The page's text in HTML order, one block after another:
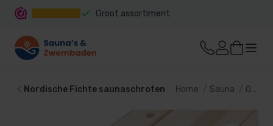
Groot assortiment
Nordische Fichte saunaschroten Home Sauna Onderdelen